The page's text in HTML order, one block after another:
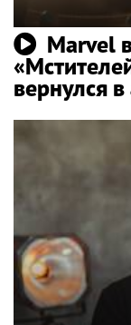
Marvel
вернулся в